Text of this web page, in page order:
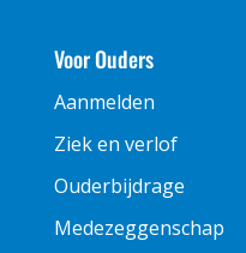
Voor Ouders
Aanmelden
Ziek en verlof
Ouderbijdrage
Medezeggenschap